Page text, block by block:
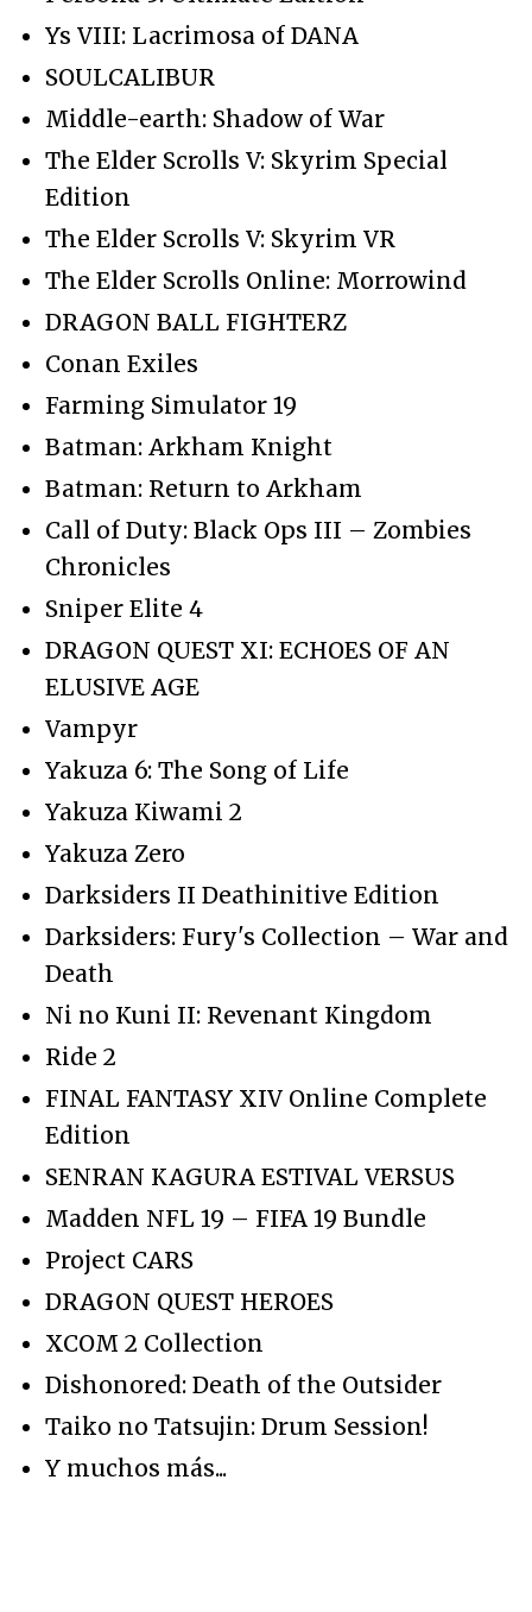
Ys VIII: Lacrimosa of DANA
SOULCALIBUR
Middle-earth: Shadow of War
The Elder Scrolls V: Skyrim Special
Edition
The Elder Scrolls V: Skyrim VR
The Elder Scrolls Online: Morrowind
DRAGON BALL FIGHTERZ
Conan Exiles
Farming Simulator 19
Batman: Arkham Knight
Batman: Return to Arkham
Call of Duty: Black Ops III – Zombies
Chronicles
Sniper Elite 4
DRAGON QUEST XI: ECHOES OF AN
ELUSIVE AGE
Vampyr
Yakuza 6: The Song of Life
Yakuza Kiwami 2
Yakuza Zero
Darksiders II Deathinitive Edition
Darksiders: Fury's Collection – War and
Death
Ni no Kuni II: Revenant Kingdom
Ride 2
FINAL FANTASY XIV Online Complete
Edition
SENRAN KAGURA ESTIVAL VERSUS
Madden NFL 19 – FIFA 19 Bundle
Project CARS
DRAGON QUEST HEROES
XCOM 2 Collection
Dishonored: Death of the Outsider
Taiko no Tatsujin: Drum Session!
Y muchos más...